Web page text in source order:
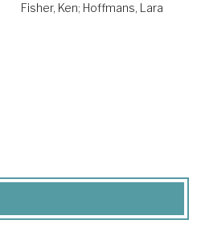
Fisher, Ken; Hoffmans, Lara